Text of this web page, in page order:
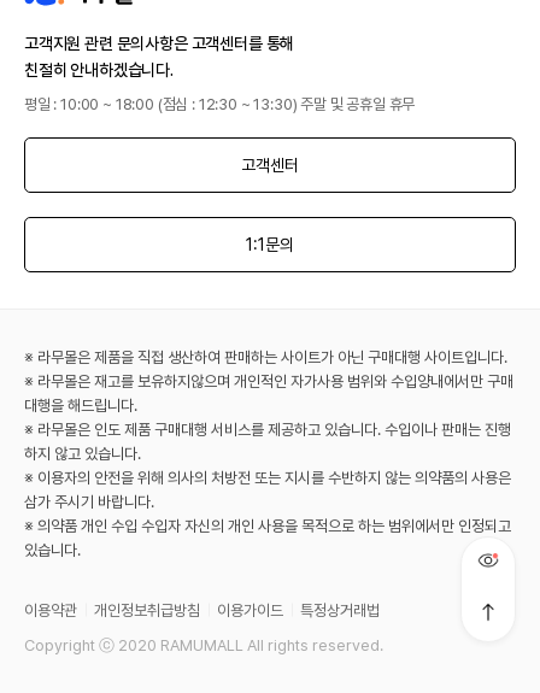
고객지원 관련 문의사항은 고객센터를 통해
친절히 안내하겠습니다.
평일 : 10:00 ~ 18:00 (점심 : 12:30 ~ 13:30) 주말 및 공휴일 휴무
고객센터
1:1문의
※ 라무몰은 제품을 직접 생산하여 판매하는 사이트가 아닌 구매대행 사이트입니다.
※ 라무몰은 재고를 보유하지않으며 개인적인 자가사용 범위와 수입양내에서만 구매
대행을 해드립니다.
※ 라무몰은 인도 제품 구매대행 서비스를 제공하고 있습니다. 수입이나 판매는 진행
하지 않고 있습니다.
※ 이용자의 안전을 위해 의사의 처방전 또는 지시를 수반하지 않는 의약품의 사용은
삼가 주시기 바랍니다.
※ 의약품 개인 수입 수입자 자신의 개인 사용을 목적으로 하는 범위에서만 인정되고
있습니다.
이용약관 개인정보취급방침 이용가이드
특정상거래법
Copyright ⓒ 2020 RAMUMALL All rights reserved.